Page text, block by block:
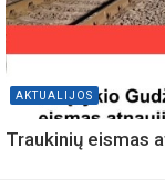
AKTUALIJOS
Traukinių eismas